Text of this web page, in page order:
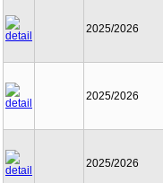
2025/2026
2025/2026
2025/2026